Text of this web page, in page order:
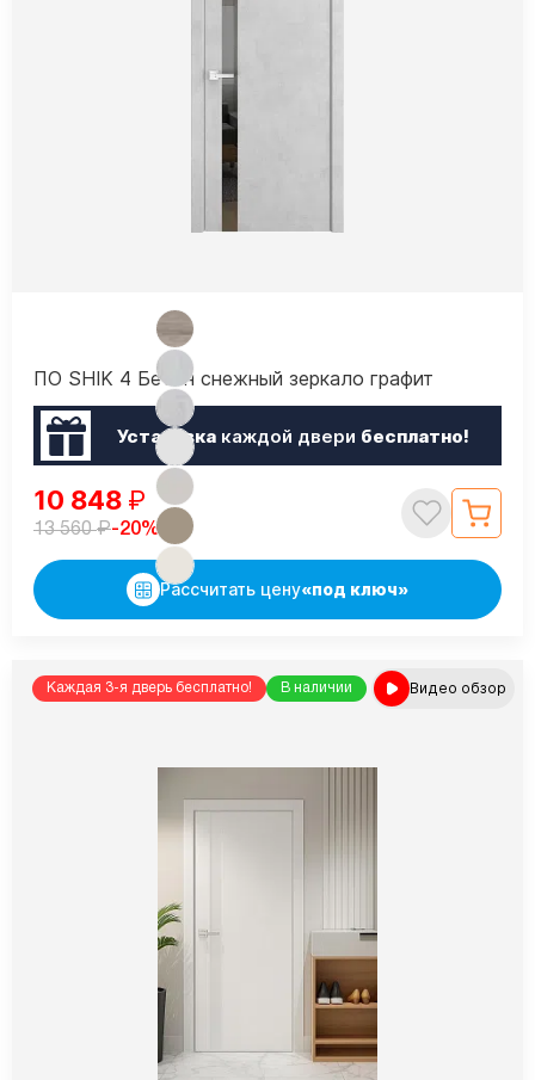
ПО SHIK 4 Бетон снежный зеркало графит
Установкакаждой двери бесплатно!
10 848 ₽
13 560₽-20%
Рассчитать цену«под ключ»
Каждая 3-я дверь бесплатно! В наличии Видео обзор